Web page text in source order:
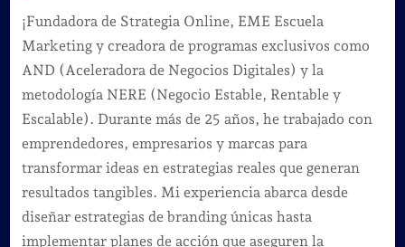
¡Fundadora de Strategia Online, EME Escuela
Marketing y creadora de programas exclusivos como
AND (Aceleradora de Negocios Digitales) y la
metodología NERE (Negocio Estable, Rentable y
Escalable). Durante más de 25 años, he trabajado con
emprendedores, empresarios y marcas para
transformar ideas en estrategias reales que generan
resultados tangibles. Mi experiencia abarca desde
diseñar estrategias de branding únicas hasta
implementar planes de acción que aseguren la